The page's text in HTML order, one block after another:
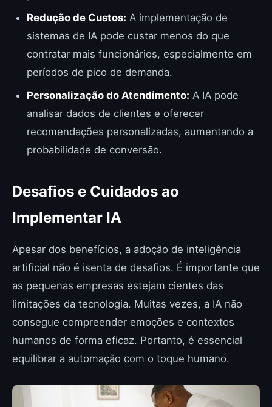
Redução de Custos: A implementação de
sistemas de IA pode custar menos do que
contratar mais funcionários, especialmente em
períodos de pico de demanda.
Personalização do Atendimento: A IA pode
analisar dados de clientes e oferecer
recomendações personalizadas, aumentando a
probabilidade de conversão.
Desafios e Cuidados ao
Implementar IA
Apesar dos benefícios, a adoção de inteligência
artificial não é isenta de desafios. É importante que
as pequenas empresas estejam cientes das
limitações da tecnologia. Muitas vezes, a IA não
consegue compreender emoções e contextos
humanos de forma eficaz. Portanto, é essencial
equilibrar a automação com o toque humano.